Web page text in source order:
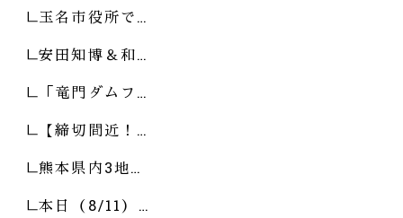
玉名市役所で…
安田知博＆和…
「竜門ダムフ…
【締切間近！…
熊本県内3地…
本日（8/11）…